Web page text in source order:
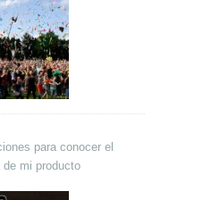
para conocer el
mi producto